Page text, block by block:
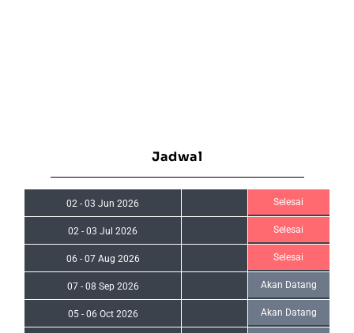
Jadwal
02 -03 Jun 2026 Selesai
02 -03 Jul 2026 Selesai
06 - 07 Aug 2026 Selesai
07 - 08 Sep 2026 Akan Datang
05 - 06 Oct 2026 Akan Datang